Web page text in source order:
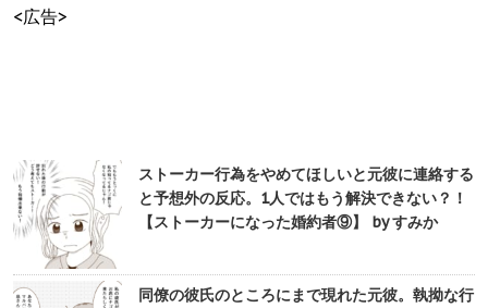
<広告>
ストーカー行為をやめてほしいと元彼に連絡する
と予想外の反応。1人ではもう解決できない？！
【ストーカーになった婚約者⑨】 by すみか
同僚の彼氏のところにまで現れた元彼。執拗な行